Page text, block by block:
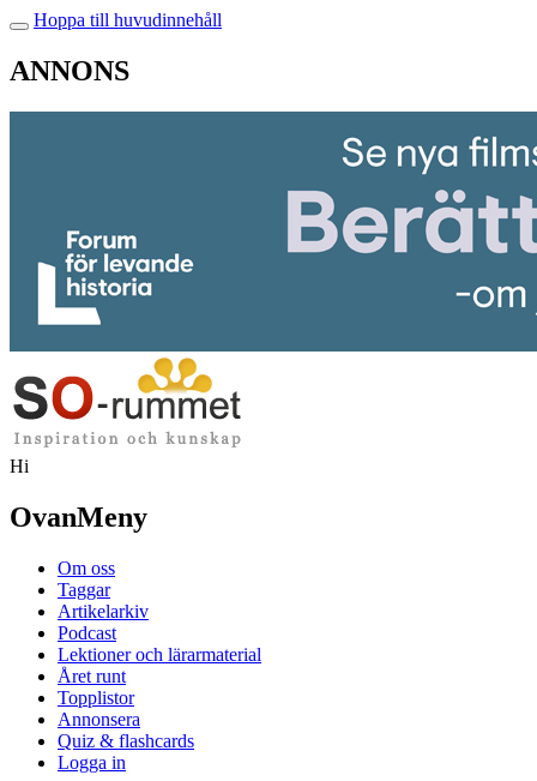
Hoppa till huvudinnehåll
ANNONS
Hi
OvanMeny
Om oss
Taggar
Artikelarkiv
Podcast
Lektioner och lärarmaterial
Året runt
Topplistor
Annonsera
Quiz & flashcards
Logga in